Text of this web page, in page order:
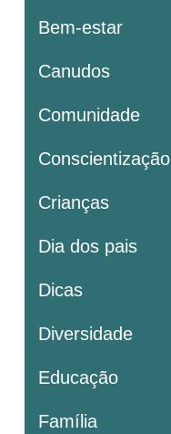
Bem-estar
Canudos
Comunidade
Conscientização
Crianças
Dia dos pais
Dicas
Diversidade
Educação
Família